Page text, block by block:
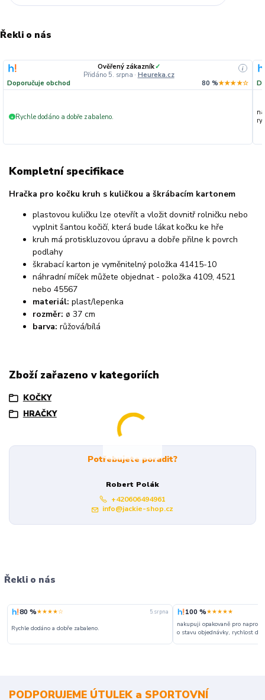
Řekli o nás
Ověřený zákazník✓
Přidáno 5. srpna · Heureka.cz
i
Doporučuje obchod 80 %★★★★☆
+ Rychle dodáno a dobře zabaleno.
Kompletní specifikace
Hračka pro kočku kruh s kuličkou a škrábacím kartonem
plastovou kuličku lze otevřít a vložit dovnitř rolničku nebo
vyplnit šantou kočičí, která bude lákat kočku ke hře
kruh má protiskluzovou úpravu a dobře přilne k povrch
podlahy
škrabací karton je vyměnitelný položka 41415-10
náhradní míček můžete objednat - položka 4109, 4521
nebo 45567
materiál: plast/lepenka
rozměr: ø 37 cm
barva: růžová/bílá
Zboží zařazeno v kategoriích
KOČKY
HRAČKY
Potřebujete poradit?
Robert Polák
+420606494961
info@jackie-shop.cz
Řekli o nás
80 %★★★★☆ 5. srpna
Rychle dodáno a dobře zabaleno.
100 %★★★★★
nakupuji opakovaně pro
o stavu objednávky, rychlost
PODPORUJEME ÚTULEK a SPORTOVNÍ